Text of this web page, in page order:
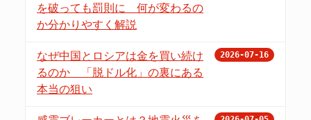
を破っても罰則に 何が変わるの
か分かりやすく解説
なぜ中国とロシアは金を買い続け
るのか 「脱ドル化」の裏にある
本当の狙い
2026-07-16